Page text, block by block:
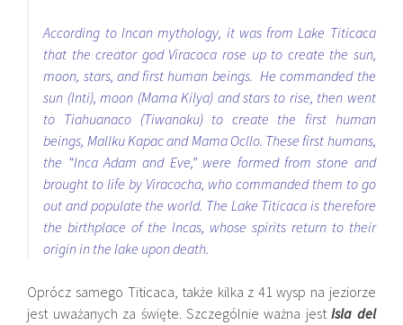
According to Incan mythology, it was from Lake Titicaca
that the creator god Viracoca rose up to create the sun,
moon, stars, and first human beings. He commanded the
sun (Inti), moon (Mama Kilya) and stars to rise, then went
to Tiahuanaco (Tiwanaku) to create the first human
beings, Mallku Kapac and Mama Ocllo. These first humans,
the “Inca Adam and Eve,” were formed from stone and
brought to life by Viracocha, who commanded them to go
out and populate the world. The Lake Titicaca is therefore
the birthplace of the Incas, whose spirits return to their
origin in the lake upon death.
Oprócz samego Titicaca, także kilka z 41 wysp na jeziorze
jest uważanych za święte. Szczególnie ważna jestIsla del